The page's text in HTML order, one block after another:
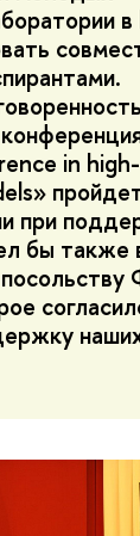
в
in high-
при
бы также